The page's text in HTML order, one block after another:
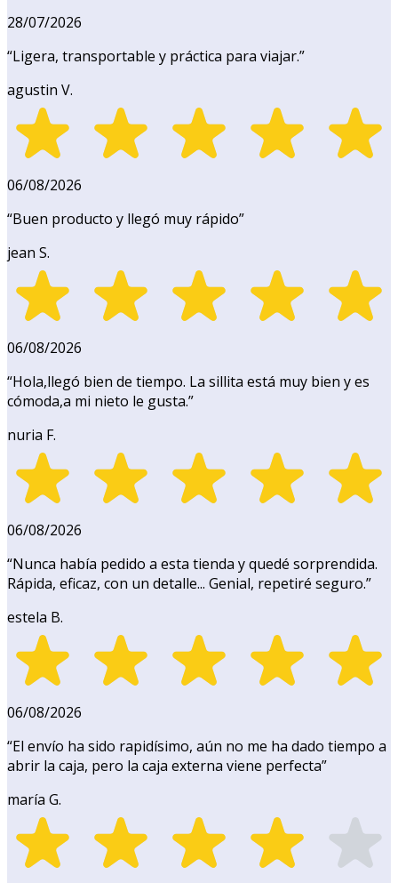
28/07/2026
“Ligera, transportable y práctica para viajar.”
agustin V.
06/08/2026
“Buen producto y llegó muy rápido”
jean S.
06/08/2026
“Hola,llegó bien de tiempo. La sillita está muy bien y es
cómoda,a mi nieto le gusta.”
nuria F.
06/08/2026
“Nunca había pedido a esta tienda y quedé sorprendida.
Rápida, eficaz, con un detalle... Genial, repetiré seguro.”
estela B.
06/08/2026
“El envío ha sido rapidísimo, aún no me ha dado tiempo a
abrir la caja, pero la caja externa viene perfecta”
maría G.